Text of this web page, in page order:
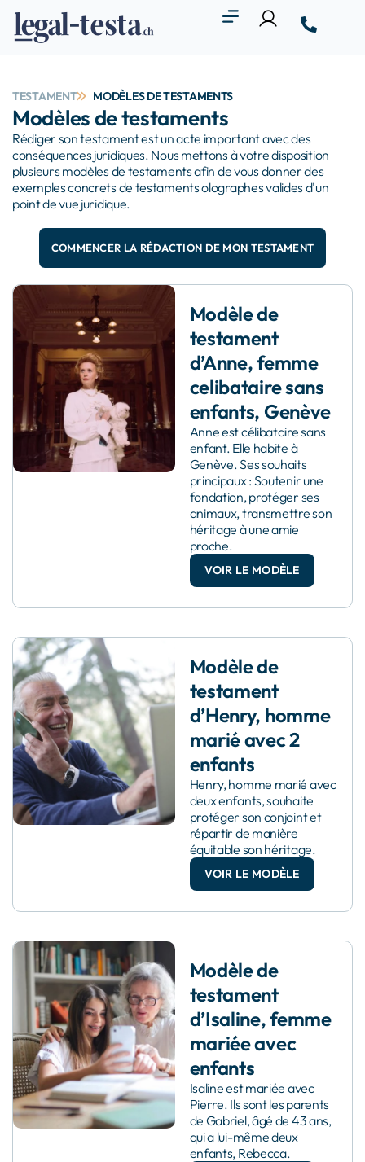
TESTAMENT MODÈLES DE TESTAMENTS
Modèles de testaments
Rédiger son testament est un acte important avec des
conséquences juridiques. Nous mettons à votre disposition
plusieurs modèles de testaments afin de vous donner des
exemples concrets de testaments olographes valides d'un
point de vue juridique.
COMMENCER LA RÉDACTION DE MON TESTAMENT
Modèle de
testament
d’Anne, femme
celibataire sans
enfants, Genève
Anne est célibataire sans
enfant. Elle habite à
Genève. Ses souhaits
principaux : Soutenir une
fondation, protéger ses
animaux, transmettre son
héritage à une amie
proche.
VOIR LE MODÈLE
Modèle de
testament
d’Henry, homme
marié avec 2
enfants
Henry, homme marié avec
deux enfants, souhaite
protéger son conjoint et
répartir de manière
équitable son héritage.
VOIR LE MODÈLE
Modèle de
testament
d’Isaline, femme
mariée avec
enfants
Isaline est mariée avec
Pierre. Ils sont les parents
de Gabriel, âgé de 43 ans,
qui a lui-même deux
enfants, Rebecca.